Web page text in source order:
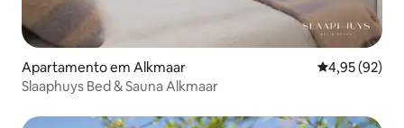
Apartamento em Alkmaar Classificação
4,95 (92)
Slaaphuys Bed & Sauna Alkmaar